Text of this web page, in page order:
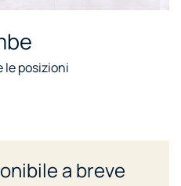
le posizioni
a breve